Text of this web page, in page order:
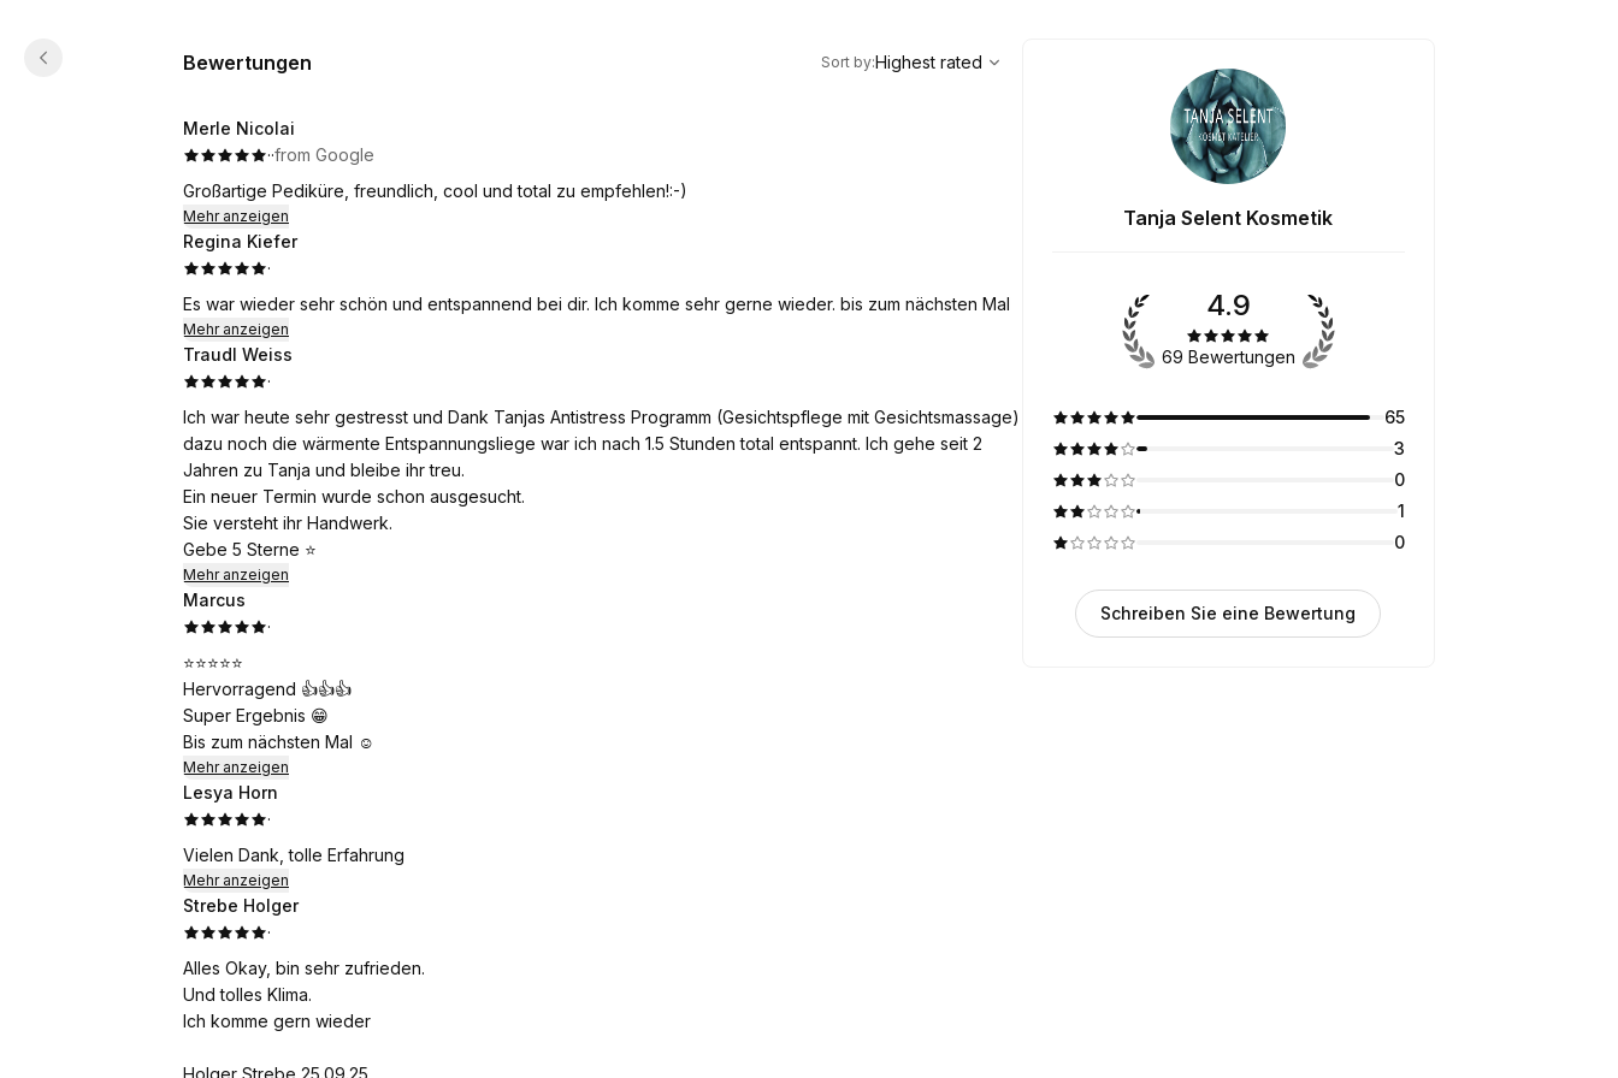
Bewertungen
Highest rated
Sort by:Highest rated
Merle Nicolai
··from Google
Großartige Pediküre, freundlich, cool und total zu empfehlen!:-)
Mehr anzeigen
Regina Kiefer
·
Es war wieder sehr schön und entspannend bei dir. Ich komme sehr gerne wieder. bis zum nächsten Mal
Mehr anzeigen
Traudl Weiss
·
Ich war heute sehr gestresst und Dank Tanjas Antistress Programm (Gesichtspflege mit Gesichtsmassage)
dazu noch die wärmente Entspannungsliege war ich nach 1.5 Stunden total entspannt. Ich gehe seit 2
Jahren zu Tanja und bleibe ihr treu.
Ein neuer Termin wurde schon ausgesucht.
Sie versteht ihr Handwerk.
Gebe 5 Sterne ⭐
Mehr anzeigen
Marcus
·
⭐⭐⭐⭐⭐
Hervorragend 👍👍👍
Super Ergebnis 😁
Bis zum nächsten Mal ☺️
Mehr anzeigen
Lesya Horn
·
Vielen Dank, tolle Erfahrung
Mehr anzeigen
Strebe Holger
·
Alles Okay, bin sehr zufrieden.
Und tolles Klima.
Ich komme gern wieder
Holger Strebe 25.09.25
Tanja Selent Kosmetik
4.9
69 Bewertungen
65
3
0
1
0
Schreiben Sie eine Bewertung